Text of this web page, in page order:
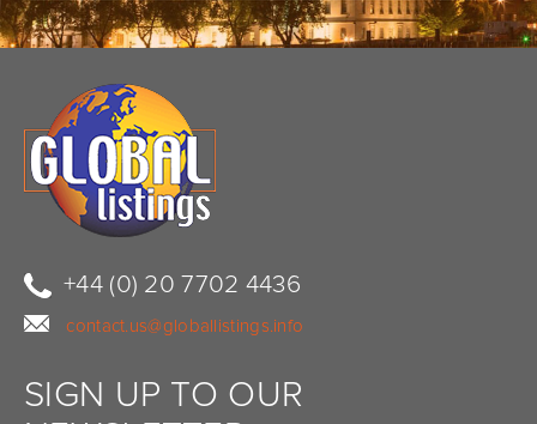
+44 (0) 20 7702 4436
contact.us@globallistings.info
SIGN UP TO OUR